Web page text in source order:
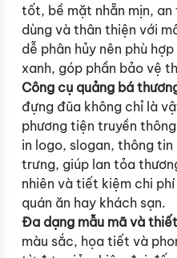
tốt, bề mặt nhẵn mịn,
dùng và thân thiện với
dễ phân hủy nên phù
xanh, góp phần bảo vệ
Công cụ quảng bá
đựng đũa không chỉ là
phương tiện truyền
in logo, slogan, thông
trưng, giúp lan tỏa
nhiên và tiết kiệm chi
quán ăn hay khách sạn.
Đa dạng mẫu mã và
màu sắc, họa tiết và